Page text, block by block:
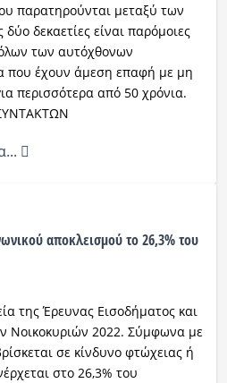
παρατηρούνται μεταξύ των
δεκαετίες είναι παρόμοιες
όλων των αυτόχθονων
που έχουν άμεση επαφή με μη
περισσότερα από 50 χρόνια.
αποκλεισμού το 26,3% του
της Έρευνας Εισοδήματος και
Νοικοκυριών 2022. Σύμφωνα με
σε κίνδυνο φτώχειας ή
στο 26,3% του